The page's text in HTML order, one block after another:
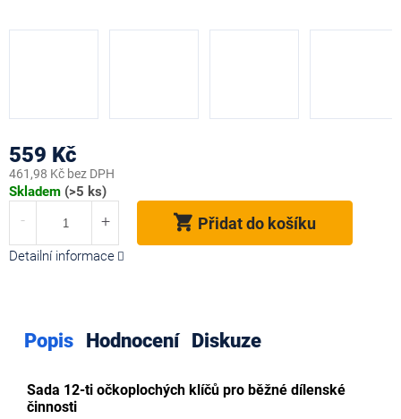
559 Kč
461,98 Kč bez DPH
Měrná
Skladem (>5 ks)
Přidat do košíku
Detailní informace
Popis Hodnocení Diskuze
Sada 12-ti očkoplochých klíčů pro běžné dílenské
činnosti